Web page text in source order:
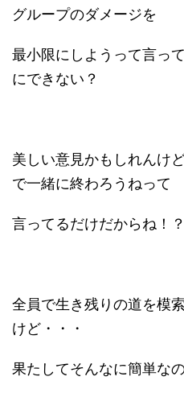
グループのダメージを
最小限にしようって言っ
にできない？
美しい意見かもしれんけ
で一緒に終わろうねって
言ってるだけだからね！？
全員で生き残りの道を模
けど・・・
果たしてそんなに簡単な